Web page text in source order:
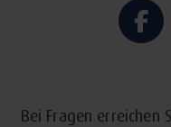
Bei Fragen erreichen